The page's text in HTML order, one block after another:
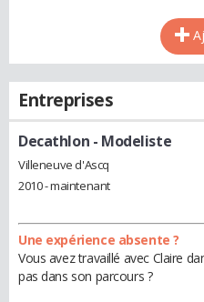
Entreprises
Decathlon - Modeliste
Villeneuve d'Ascq
2010 - maintenant
Une expérience absente ?
Vous avez travaillé avec Claire
pas dans son parcours ?